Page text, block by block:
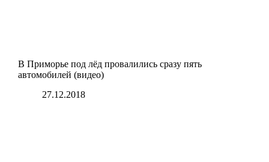
В Приморье под лёд провалились сразу пять
автомобилей (видео)
27.12.2018